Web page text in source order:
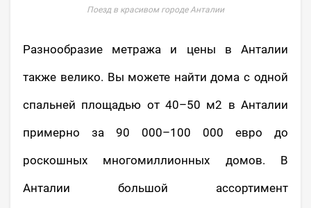
Поезд в красивом городе Анталии
Разнообразие метража и цены в Анталии
также велико. Вы можете найти дома с одной
спальней площадью от 40–50 м2 в Анталии
примерно за 90 000–100 000 евро до
роскошных многомиллионных домов. В
Анталии большой ассортимент